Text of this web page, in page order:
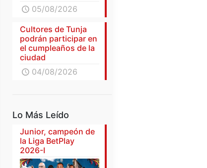
05/08/2026
Cultores de Tunja
podrán participar en
el cumpleaños de la
ciudad
04/08/2026
Lo Más Leído
Junior, campeón de
la Liga BetPlay
2026-I